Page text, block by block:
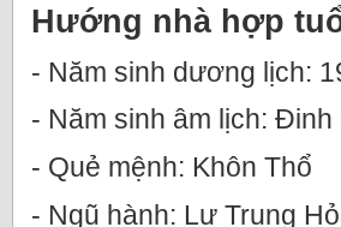
Hướng nhà hợp
- Năm sinh dương lịch:
- Năm sinh âm lịch: Đinh
- Quẻ mệnh: Khôn Thổ
- Ngũ hành: Lư Trung